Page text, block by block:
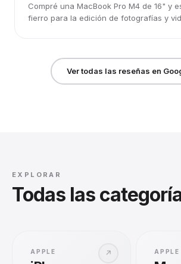
Compré una MacBook Pro M4 de 16" y
fierro para la edición de fotografías y
Ver todas las reseñas en
EXPLORAR
Todas las
↗
APPLE APPLE